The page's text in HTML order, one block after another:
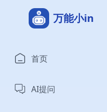
万能小in
首页
AI提问